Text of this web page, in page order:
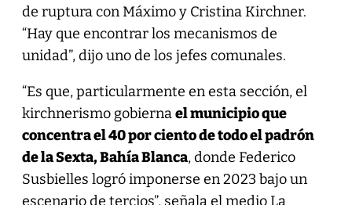
de ruptura con Máximo y Cristina Kirchner.
“Hay que encontrar los mecanismos de
unidad”, dijo uno de los jefes comunales.
“Es que, particularmente en esta sección, el
kirchnerismo gobiernael municipio que
concentra el 40 por ciento de todo el padrón
de la Sexta, Bahía Blanca, donde Federico
Susbielles logró imponerse en 2023 bajo un
escenario de tercios”, señala el medio La